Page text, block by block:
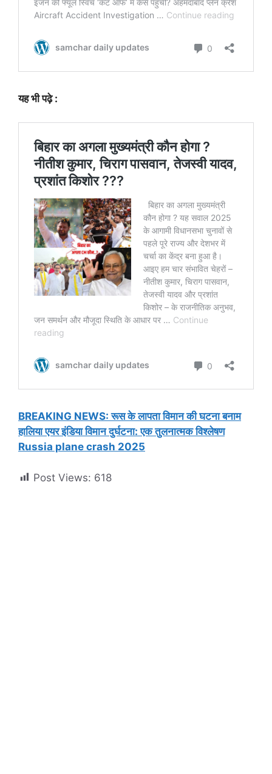
यह भी पढ़े :
BREAKING NEWS: रूस के लापता विमान की घटना बनाम
हालिया एयर इंडिया विमान दुर्घटना: एक तुलनात्मक विश्लेषण
Russia plane crash 2025
Post Views: 618